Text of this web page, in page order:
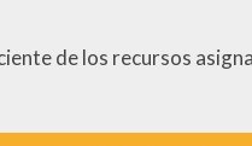
de los recursos